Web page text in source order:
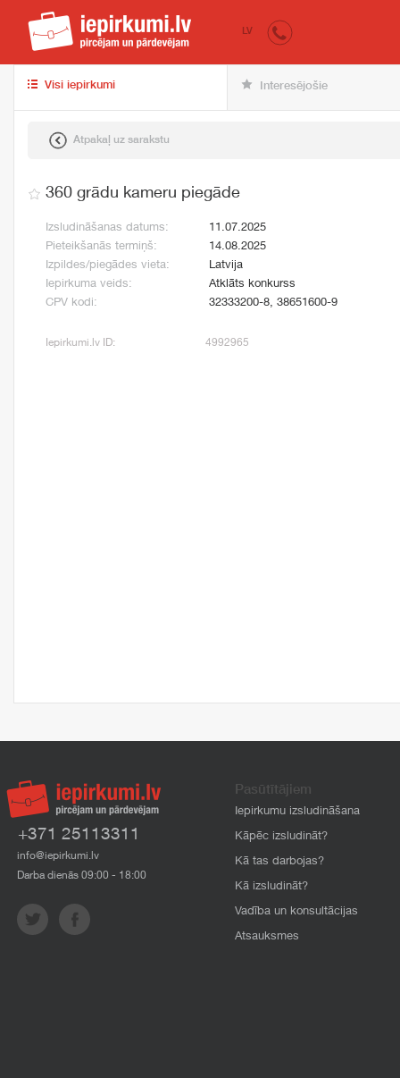
iepirkumi.lv
LV
Visi iepirkumi Interesējošie
Atpakaļ uz sarakstu
360 grādu kameru piegāde
Izsludināšanas datums:
11.07.2025
Pieteikšanās termiņš:
14.08.2025
Izpildes/piegādes vieta:
Latvija
Iepirkuma veids:
Atklāts konkurss
CPV kodi:
32333200-8, 38651600-9
Iepirkumi.lv ID: 4992965
+371 25113311
info@iepirkumi.lv
Darba dienās 09:00 - 18:00
Pasūtītājiem
Iepirkumu izsludināšana
Kāpēc izsludināt?
Kā tas darbojas?
Kā izsludināt?
Vadība un konsultācijas
Atsauksmes